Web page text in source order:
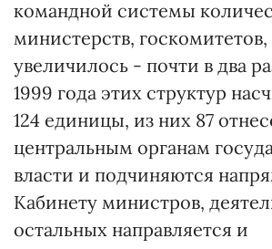
командной системы
министерств,
увеличилось - почти в два
1999 года этих структур
124 единицы, из них 87
центральным органам
власти и подчиняются
Кабинету министров,
остальных направляется и